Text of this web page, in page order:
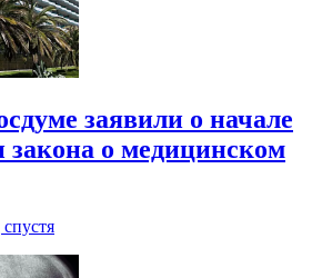
заявили о начале
закона о медицинском
спустя